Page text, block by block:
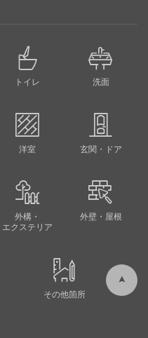
トイレ 洗面
洋室 玄関・ドア
外構・
エクステリア
外壁・屋根
その他箇所